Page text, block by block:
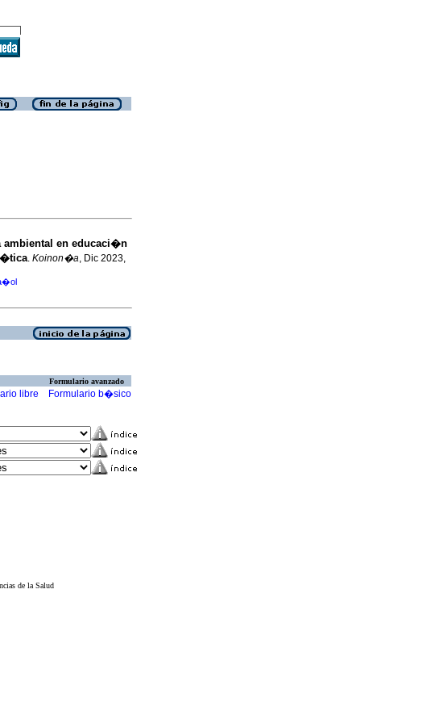
ambiental en educaci�n
. Koinon�a, Dic 2023,
Formulario avanzado
libre Formulario b�sico
de la Salud